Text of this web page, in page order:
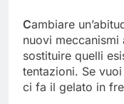
Cambiare
nuovi meccanismi
sostituire quelli
tentazioni. Se
ci fa il gelato in